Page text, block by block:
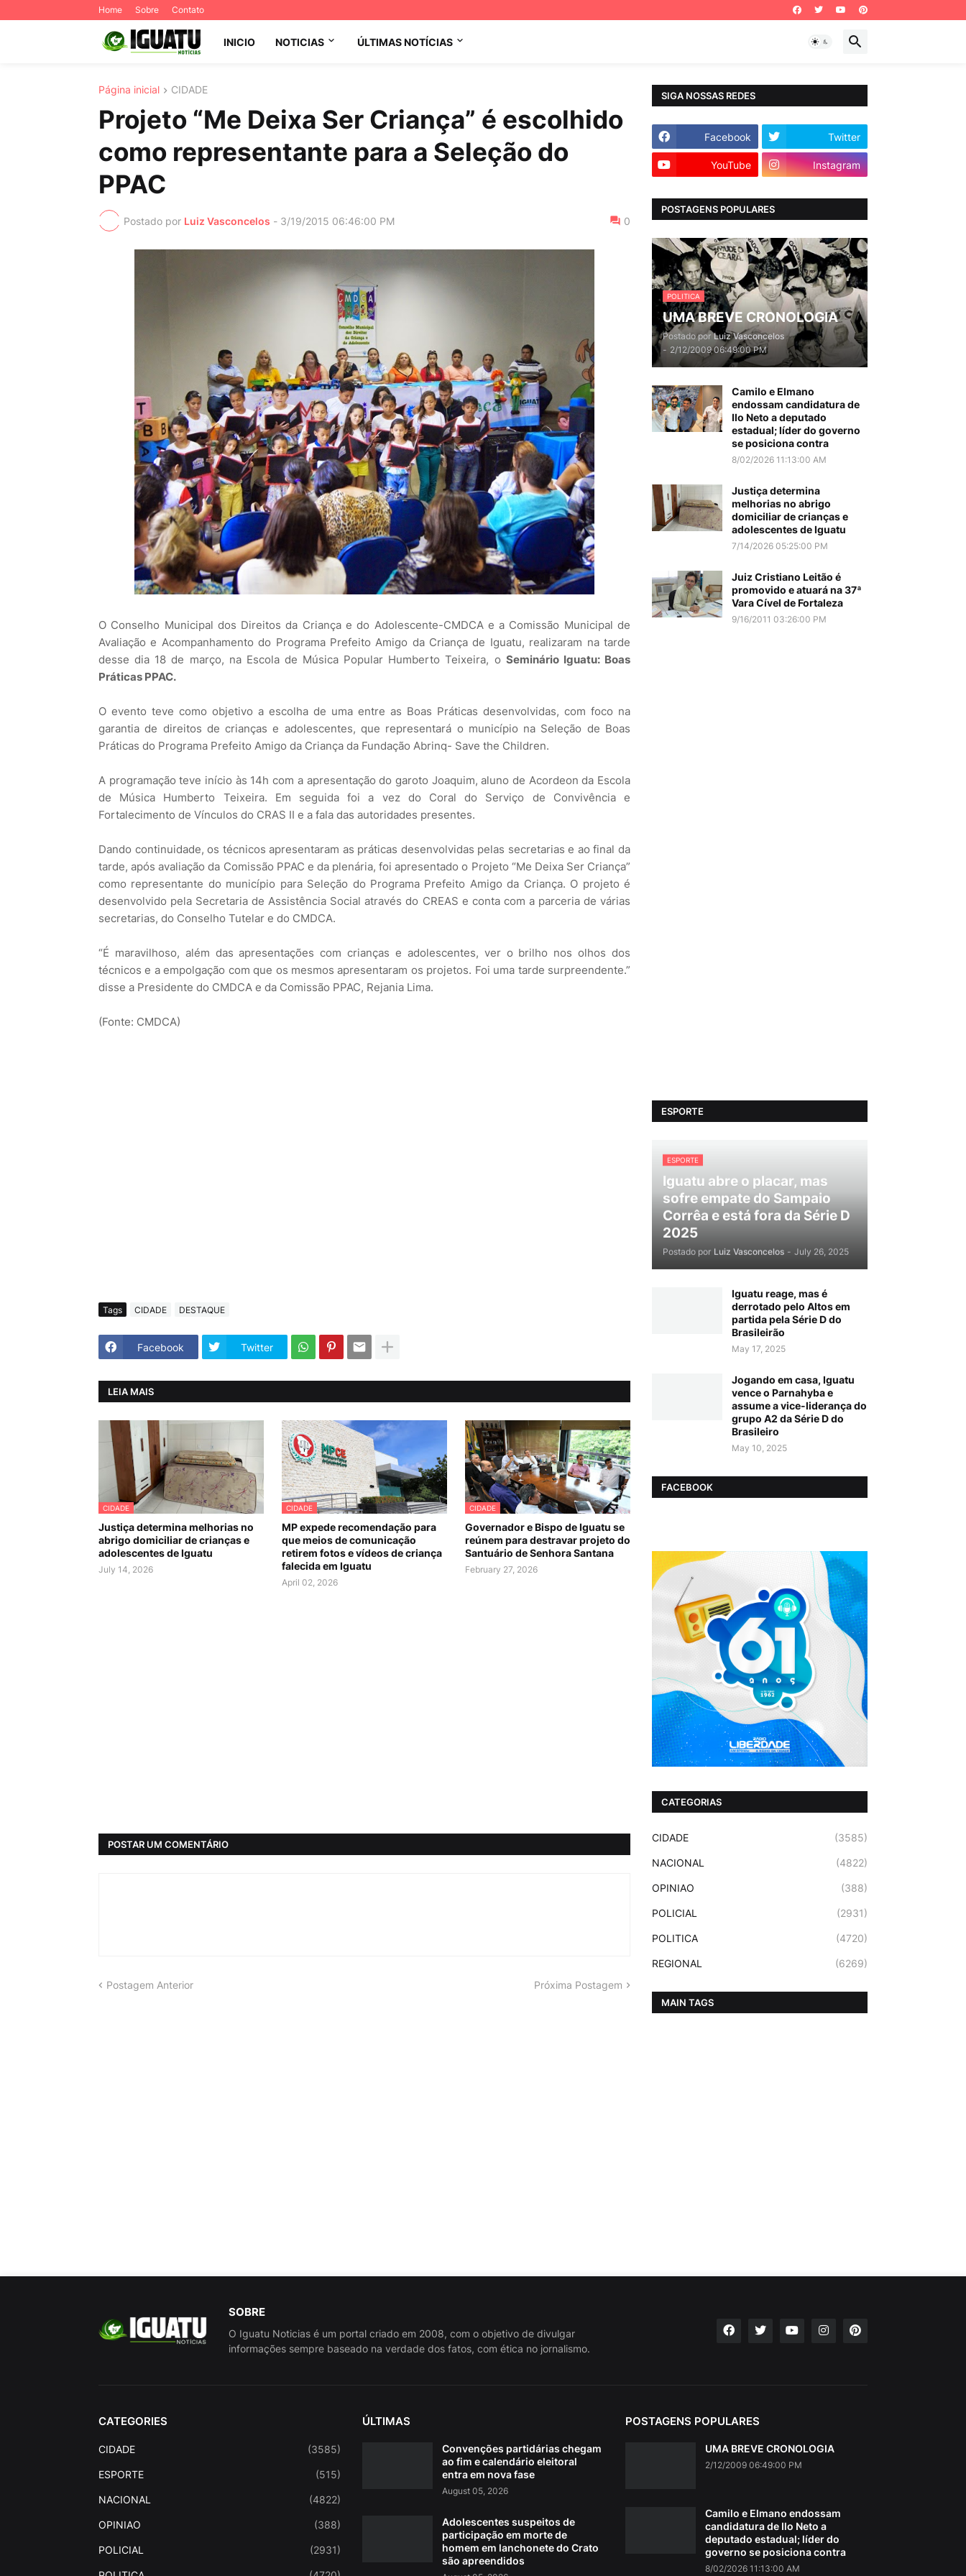
Home Sobre Contato
INICIO NOTICIAS ÚLTIMAS NOTÍCIAS
Página inicial CIDADE
Projeto “Me Deixa Ser Criança” é escolhido
como representante para a Seleção do
PPAC
Postado por Luiz Vasconcelos - 3/19/2015 06:46:00 PM 0
O Conselho Municipal dos Direitos da Criança e do Adolescente-CMDCA e a Comissão Municipal de
Avaliação e Acompanhamento do Programa Prefeito Amigo da Criança de Iguatu, realizaram na tarde
desse dia 18 de março, na Escola de Música Popular Humberto Teixeira, o Seminário Iguatu: Boas
Práticas PPAC.
O evento teve como objetivo a escolha de uma entre as Boas Práticas desenvolvidas, com foco na
garantia de direitos de crianças e adolescentes, que representará o município na Seleção de Boas
Práticas do Programa Prefeito Amigo da Criança da Fundação Abrinq- Save the Children.
A programação teve início às 14h com a apresentação do garoto Joaquim, aluno de Acordeon da Escola
de Música Humberto Teixeira. Em seguida foi a vez do Coral do Serviço de Convivência e
Fortalecimento de Vínculos do CRAS II e a fala das autoridades presentes.
Dando continuidade, os técnicos apresentaram as práticas desenvolvidas pelas secretarias e ao final da
tarde, após avaliação da Comissão PPAC e da plenária, foi apresentado o Projeto “Me Deixa Ser Criança”
como representante do município para Seleção do Programa Prefeito Amigo da Criança. O projeto é
desenvolvido pela Secretaria de Assistência Social através do CREAS e conta com a parceria de várias
secretarias, do Conselho Tutelar e do CMDCA.
“É maravilhoso, além das apresentações com crianças e adolescentes, ver o brilho nos olhos dos
técnicos e a empolgação com que os mesmos apresentaram os projetos. Foi uma tarde surpreendente.”
disse a Presidente do CMDCA e da Comissão PPAC, Rejania Lima.
(Fonte: CMDCA)
Tags CIDADE DESTAQUE
Facebook Twitter
LEIA MAIS
CIDADE
Justiça determina melhorias no
abrigo domiciliar de crianças e
adolescentes de Iguatu
July 14, 2026
CIDADE
MP expede recomendação para
que meios de comunicação
retirem fotos e vídeos de criança
falecida em Iguatu
April 02, 2026
CIDADE
Governador e Bispo de Iguatu se
reúnem para destravar projeto do
Santuário de Senhora Santana
February 27, 2026
POSTAR UM COMENTÁRIO
Postagem Anterior Próxima Postagem
SIGA NOSSAS REDES
Facebook Twitter
YouTube Instagram
POSTAGENS POPULARES
POLITICA
UMA BREVE CRONOLOGIA
Postado por Luiz Vasconcelos
- 2/12/2009 06:49:00 PM
Camilo e Elmano
endossam candidatura de
Ilo Neto a deputado
estadual; líder do governo
se posiciona contra
8/02/2026 11:13:00 AM
Justiça determina
melhorias no abrigo
domiciliar de crianças e
adolescentes de Iguatu
7/14/2026 05:25:00 PM
Juiz Cristiano Leitão é
promovido e atuará na 37ª
Vara Cível de Fortaleza
9/16/2011 03:26:00 PM
ESPORTE
ESPORTE
Iguatu abre o placar, mas
sofre empate do Sampaio
Corrêa e está fora da Série D
2025
Postado por Luiz Vasconcelos - July 26, 2025
Iguatu reage, mas é
derrotado pelo Altos em
partida pela Série D do
Brasileirão
May 17, 2025
Jogando em casa, Iguatu
vence o Parnahyba e
assume a vice-liderança do
grupo A2 da Série D do
Brasileiro
May 10, 2025
FACEBOOK
CATEGORIAS
CIDADE (3585)
NACIONAL (4822)
OPINIAO (388)
POLICIAL (2931)
POLITICA (4720)
REGIONAL (6269)
MAIN TAGS
SOBRE
O Iguatu Noticias é um portal criado em 2008, com o objetivo de divulgar
informações sempre baseado na verdade dos fatos, com ética no jornalismo.
CATEGORIES
CIDADE (3585)
ESPORTE (515)
NACIONAL (4822)
OPINIAO (388)
POLICIAL (2931)
ÚLTIMAS
Convenções partidárias chegam
ao fim e calendário eleitoral
entra em nova fase
August 05, 2026
Adolescentes suspeitos de
participação em morte de
homem em lanchonete do Crato
são apreendidos
POSTAGENS POPULARES
UMA BREVE CRONOLOGIA
2/12/2009 06:49:00 PM
Camilo e Elmano endossam
candidatura de Ilo Neto a
deputado estadual; líder do
governo se posiciona contra
8/02/2026 11:13:00 AM